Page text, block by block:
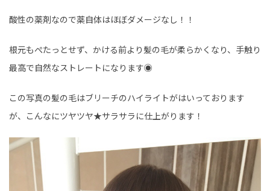
酸性の薬剤なので薬自体はほぼダメージなし！！
根元もぺたっとせず、かける前より髪の毛が柔らかくなり、手触り
最高で自然なストレートになります◉
この写真の髪の毛はブリーチのハイライトがはいっております
が、こんなにツヤツヤ★サラサラに仕上がります！